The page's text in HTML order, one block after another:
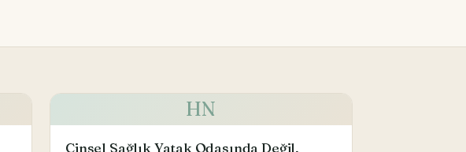
HN
Cinsel Sağlık Yatak Odasında Değil,